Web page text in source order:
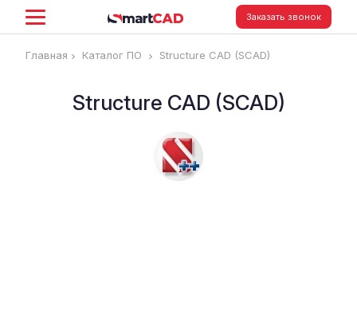
Заказать звонок
Главная Каталог ПО Structure CAD (SCAD)
Structure CAD (SCAD)